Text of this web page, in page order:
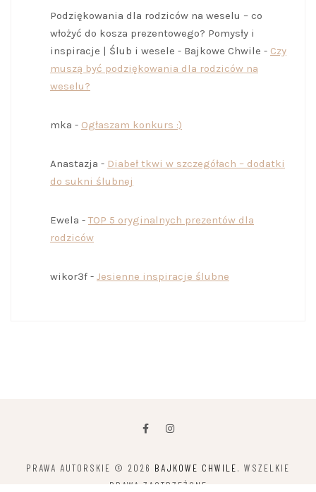
Podziękowania dla rodziców na weselu – co
włożyć do kosza prezentowego? Pomysły i
inspiracje | Ślub i wesele - Bajkowe Chwile - Czy
muszą być podziękowania dla rodziców na
weselu?
mka - Ogłaszam konkurs :)
Anastazja - Diabeł tkwi w szczegółach – dodatki
do sukni ślubnej
Ewela -TOP 5 oryginalnych prezentów dla
rodziców
wikor3f - Jesienne inspiracje ślubne
PRAWA AUTORSKIE © 2026 BAJKOWE CHWILE. WSZELKIE
PRAWA ZASTRZEŻONE